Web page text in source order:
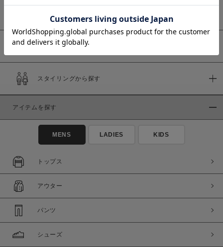
商品タイプ
通常商品
セール価格
在庫
在庫あり
予約商品
スタイリングから探す
アイテムを探す
MENS LADIES KIDS
トップス
アウター
パンツ
シューズ